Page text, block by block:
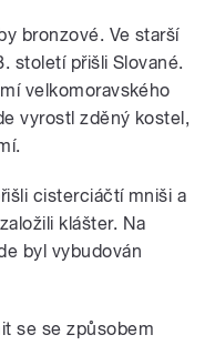
bronzové. Ve starší
století přišli Slované.
velkomoravského
vyrostl zděný kostel,
cisterciáčtí mniši a
klášter. Na
byl vybudován
se se způsobem